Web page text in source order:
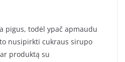
pigus, todėl ypač apmaudu
nusipirkti cukraus sirupo
produktą su